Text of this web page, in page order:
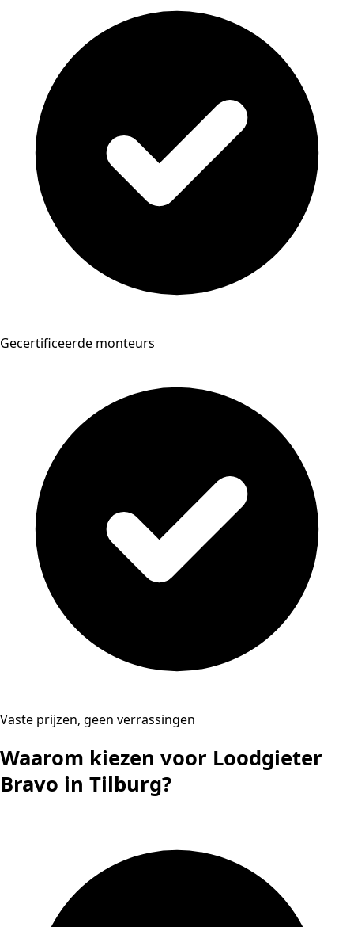
Gecertificeerde monteurs
Vaste prijzen, geen verrassingen
Waarom kiezen voor Loodgieter
Bravo in Tilburg?